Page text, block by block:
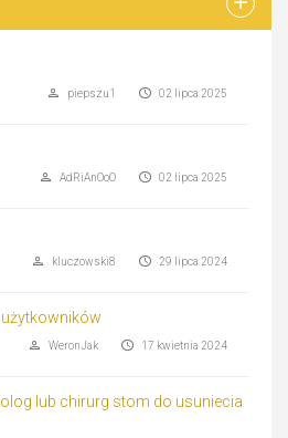
02 lipca 2025
piepszu1
02 lipca 2025
AdRiAnOoO
29 lipca 2024
kluczowski8
17 kwietnia 2024
WeronJak
lub chirurg stom do usuniecia